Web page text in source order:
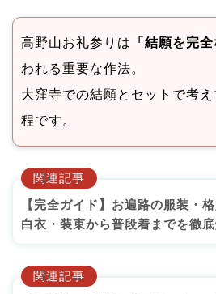
高野山お礼参りは 「結願を完
われる重要な作法。
大窪寺での結願とセットで考
程です。
関連記事
【完全ガイド】お遍路の服装・
白衣・装束から普段着までを徹底
関連記事